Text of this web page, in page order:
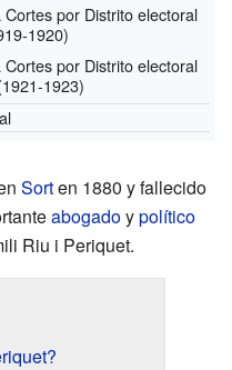
Cortes por Distrito electoral
1920)
Cortes por Distrito electoral
1923)
Sorten 1880 y fallecido
abogadoypolítico
Riu i Periquet.